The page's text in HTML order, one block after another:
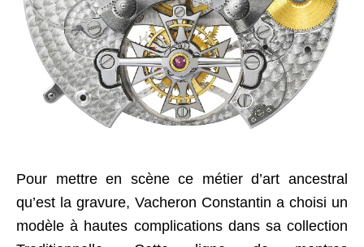
Pour mettre en scène ce métier d’art ancestral
qu’est la gravure, Vacheron Constantin a choisi un
modèle à hautes complications dans sa collection